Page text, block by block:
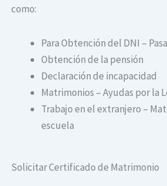
como:
Para Obtención del DNI –
Obtención de la pensión
Declaración de incapacidad
Matrimonios – Ayudas por la
Trabajo en el extranjero –
escuela
Solicitar Certificado de Matrimonio